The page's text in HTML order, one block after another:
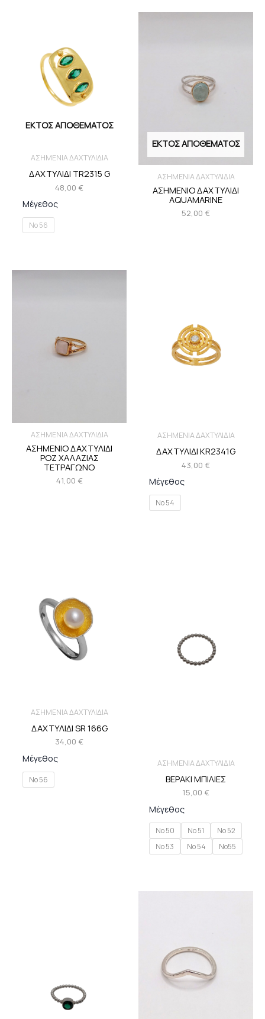
ΕΚΤΌΣ ΑΠΟΘΈΜΑΤΟΣ
ΑΣΗΜΕΝΙΑ ΔΑΧΤΥΛΙΔΙΑ
ΔΑΧΤΥΛΙΔΙ TR2315 G
48,00 €
Μέγεθος
Νο 56
ΕΚΤΌΣ ΑΠΟΘΈΜΑΤΟΣ
ΑΣΗΜΕΝΙΑ ΔΑΧΤΥΛΙΔΙΑ
ΑΣΗΜΕΝΙΟ ΔΑΧΤΥΛΙΔΙ
AQUAMARINE
52,00 €
ΑΣΗΜΕΝΙΑ ΔΑΧΤΥΛΙΔΙΑ
ΑΣΗΜΕΝΙΟ ΔΑΧΤΥΛΙΔΙ
ΡΟΖ ΧΑΛΑΖΙΑΣ
ΤΕΤΡΑΓΩΝΟ
41,00 €
ΑΣΗΜΕΝΙΑ ΔΑΧΤΥΛΙΔΙΑ
ΔΑΧΤΥΛΙΔΙ KR2341G
43,00 €
Μέγεθος
Νο 54
ΑΣΗΜΕΝΙΑ ΔΑΧΤΥΛΙΔΙΑ
ΔΑΧΤΥΛΙΔΙ SR 166G
34,00 €
Μέγεθος
Νο 56
ΑΣΗΜΕΝΙΑ ΔΑΧΤΥΛΙΔΙΑ
ΒΕΡΑΚΙ ΜΠΙΛΙΕΣ
15,00 €
Μέγεθος
Νο 50 Νο 51
Νο 52
Νο 53
Νο 54 Νο55